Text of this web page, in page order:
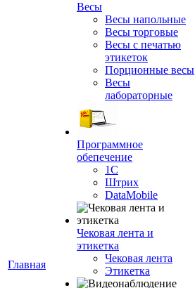
Главная
Весы
Весы напольные
Весы торговые
Весы с печатью
этикеток
Порционные весы
Весы
лабораторные
Программное
обепечение
1С
Штрих
DataMobile
Чековая лента и
этикетка
Чековая лента
Этикетка